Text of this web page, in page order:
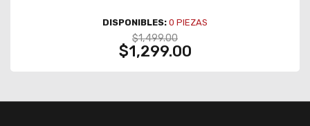
DISPONIBLES: 0 PIEZAS
$1,499.00
$1,299.00